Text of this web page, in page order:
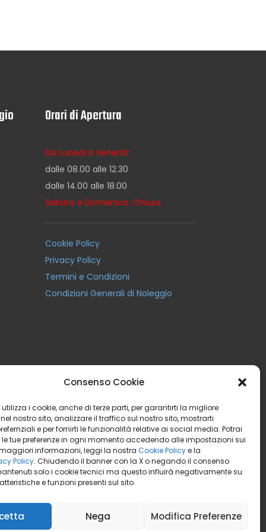
Consenso Cookie
utilizza i cookie, anche di terze parti, per garantirti la migliore
nostro sito, analizzare il traffico sul nostro sito, mostrarti
e per fornirti le funzionalità relative ai social media. Potrai
tue preferenze in ogni momento accedendo alle impostazioni sui
maggiori informazioni, leggi la nostra Cookie Policye la
Policy. Chiudendo il banner con la X o negando il consenso
solo i cookie tecnici ma questo influirà negativamente su
e funzioni presenti sul sito.
Nega Modifica Preferenze
Orari di Apertura
Da Lunedi a Venerdì:
dalle 08.00 alle 12.30
dalle 14.00 alle 18.00
Sabato e Domenica: Chiuso
Cookie Policy
Privacy Policy
Termini e Condizioni
Condizioni Generali di Noleggio